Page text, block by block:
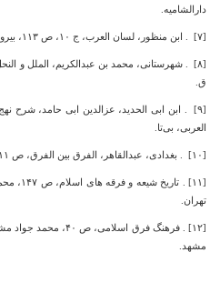
دارالشامیه.
[۷] . ابن منظور، لسان العرب، ج ۱۰، ص ۱۱۳، بیروت، دار احیاء التراث العربی، چ۱، ۱۴۰۸.
ق.
العربی، بی‌تا.
[۱۰] . بغدادی، عبدالقاهر، الفرق بین الفرق، ص ۲۱۱، لبنان، دارالمعرفه، چ۲، ۱۴۱۷ق.
تهران.
مشهد.